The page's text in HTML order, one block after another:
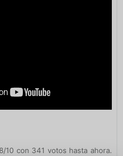
10 con 341 votos hasta ahora.